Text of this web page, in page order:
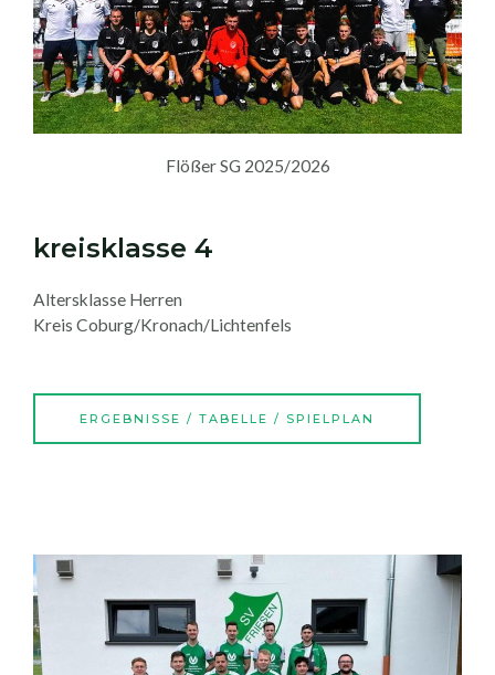
Flößer SG 2025/2026
kreisklasse 4
Altersklasse Herren
Kreis Coburg/Kronach/Lichtenfels
ERGEBNISSE / TABELLE / SPIELPLAN